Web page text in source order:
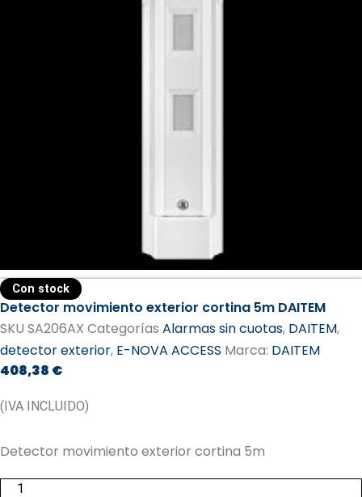
Con stock
Detector movimiento exterior cortina 5m DAITEM
SKU SA206AX Categorías Alarmas sin cuotas, DAITEM,
detector exterior, E-NOVA ACCESS Marca: DAITEM​
408,38 €
(IVA INCLUIDO)
Detector movimiento exterior cortina 5m
Detector